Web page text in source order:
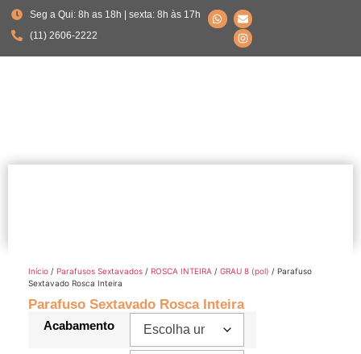
Seg a Qui: 8h as 18h | sexta: 8h às 17h
(11) 2606-2222
Início / Parafusos Sextavados / ROSCA INTEIRA / GRAU 8 (pol) / Parafuso
Sextavado Rosca Inteira
Parafuso Sextavado Rosca Inteira
Acabamento